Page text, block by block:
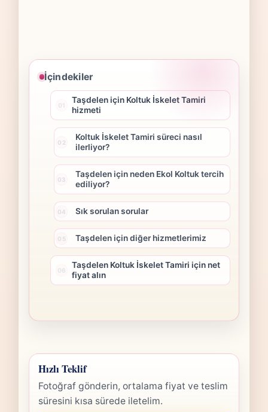
İçindekiler
Taşdelen için Koltuk İskelet Tamiri
hizmeti
Koltuk İskelet Tamiri süreci nasıl
ilerliyor?
Taşdelen için neden Ekol Koltuk tercih
ediliyor?
Sık sorulan sorular
Taşdelen için diğer hizmetlerimiz
Taşdelen Koltuk İskelet Tamiri için net
fiyat alın
Hızlı Teklif
Fotoğraf gönderin, ortalama fiyat ve teslim
süresini kısa sürede iletelim.